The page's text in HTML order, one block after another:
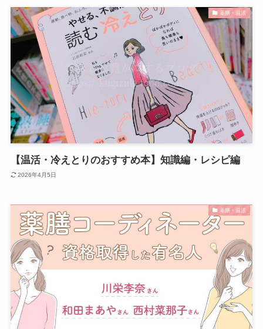
薬膳・温活
【温活・冷えとりのおすすめ本】知識編・レシピ編
2026年4月5日
薬膳・温活